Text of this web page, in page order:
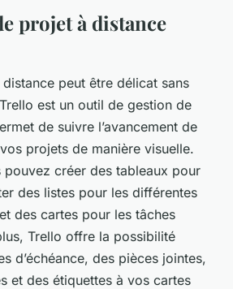
projet à distance
peut être délicat sans
est un outil de gestion de
de suivre l’avancement de
projets de manière visuelle.
pouvez créer des tableaux pour
des listes pour les différentes
des cartes pour les tâches
Trello offre la possibilité
d’échéance, des pièces jointes,
et des étiquettes à vos cartes